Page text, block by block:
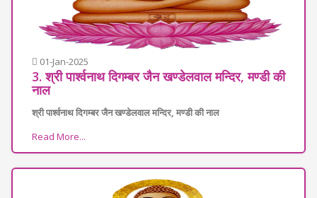
01-Jan-2025
3. श्री पार्श्वनाथ दिगम्बर जैन खण्डेलवाल मन्दिर, मण्डी की
नाल
श्री पार्श्वनाथ दिगम्बर जैन खण्डेलवाल मन्दिर, मण्डी की नाल
Read More...